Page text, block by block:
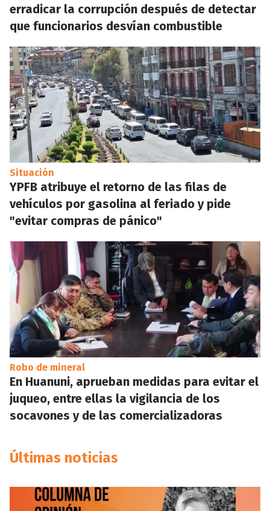
erradicar la corrupción después de detectar
que funcionarios desvían combustible
Situación
YPFB atribuye el retorno de las filas de
vehículos por gasolina al feriado y pide
"evitar compras de pánico"
Robo de mineral
En Huanuni, aprueban medidas para evitar el
juqueo, entre ellas la vigilancia de los
socavones y de las comercializadoras
Últimas noticias